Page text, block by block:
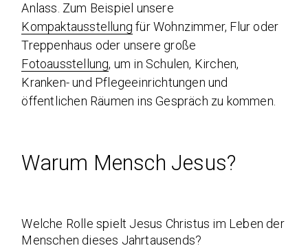
Anlass. Zum Beispiel unsere
Kompaktausstellung für Wohnzimmer, Flur oder
Treppenhaus oder unsere große
Fotoausstellung, um in Schulen, Kirchen,
Kranken- und Pflegeeinrichtungen und
öffentlichen Räumen ins Gespräch zu kommen.
Warum Mensch Jesus?
Welche Rolle spielt Jesus Christus im Leben der
Menschen dieses Jahrtausends?